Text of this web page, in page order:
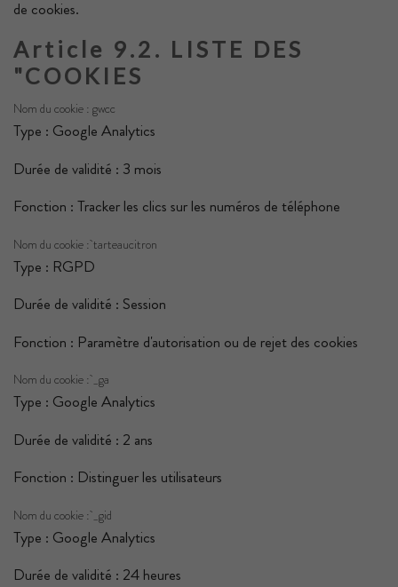
de cookies.
Article 9.2. LISTE DES
"COOKIES
Nom du cookie : gwcc
Type : Google Analytics
Durée de validité : 3 mois
Fonction : Tracker les clics sur les numéros de téléphone
Nom du cookie : tarteaucitron
Type : RGPD
Durée de validité : Session
Fonction : Paramètre d'autorisation ou de rejet des cookies
Nom du cookie : _ga
Type : Google Analytics
Durée de validité : 2 ans
Fonction : Distinguer les utilisateurs
Nom du cookie : _gid
Type : Google Analytics
Durée de validité : 24 heures